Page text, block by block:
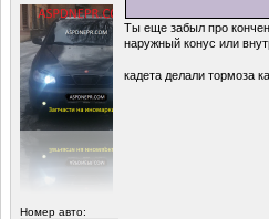
Номер авто:
Ты еще забыл про
наружный конус или
кадета делали тормоза